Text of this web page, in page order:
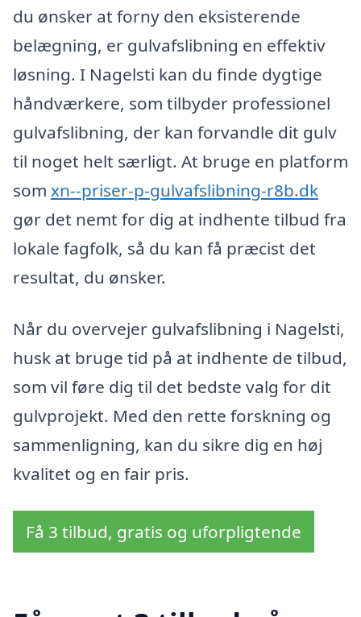
du ønsker at forny den eksisterende
belægning, er gulvafslibning en effektiv
løsning. I Nagelsti kan du finde dygtige
håndværkere, som tilbyder professionel
gulvafslibning, der kan forvandle dit gulv
til noget helt særligt. At bruge en platform
som xn--priser-p-gulvafslibning-r8b.dk
gør det nemt for dig at indhente tilbud fra
lokale fagfolk, så du kan få præcist det
resultat, du ønsker.
Når du overvejer gulvafslibning i Nagelsti,
husk at bruge tid på at indhente de tilbud,
som vil føre dig til det bedste valg for dit
gulvprojekt. Med den rette forskning og
sammenligning, kan du sikre dig en høj
kvalitet og en fair pris.
Få 3 tilbud, gratis og uforpligtende